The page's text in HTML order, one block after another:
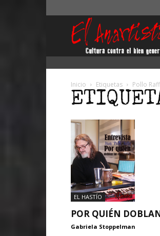
Inicio Etiquetas Pollo
EL HASTÍO
POR QUIÉN
Gabriela Stoppelman